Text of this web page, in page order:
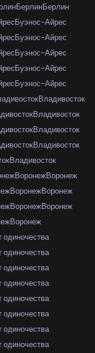
БерлинБерлин
Буэнос-Айрес
Буэнос-Айрес
Буэнос-Айрес
Буэнос-Айрес
Буэнос-Айрес
Владивосток
Владивосток
Владивосток
Владивосток
Владивосток
ВоронежВоронеж
ВоронежВоронеж
ВоронежВоронеж
Воронеж
одиночества
одиночества
одиночества
одиночества
одиночества
одиночества
одиночества
одиночества